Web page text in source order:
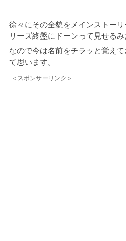
徐々にその全貌をメインストー
リーズ終盤にドーンって見せるみ
なので今は名前をチラッと覚え
て思います。
＜スポンサーリンク＞